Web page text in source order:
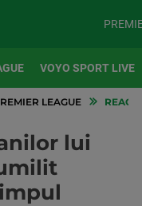
VOYO SPORT LIVE
LEAGUE
lui